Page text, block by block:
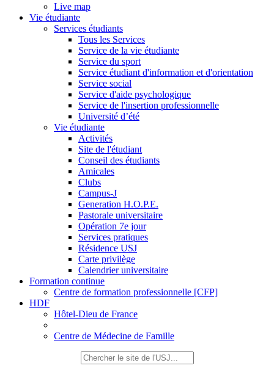
Live map
Vie étudiante
Services étudiants
Tous les Services
Service de la vie étudiante
Service du sport
Service étudiant d'information et d'orientation
Service social
Service d'aide psychologique
Service de l'insertion professionnelle
Université d’été
Vie étudiante
Activités
Site de l'étudiant
Conseil des étudiants
Amicales
Clubs
Campus-J
Generation H.O.P.E.
Pastorale universitaire
Opération 7e jour
Services pratiques
Résidence USJ
Carte privilège
Calendrier universitaire
Formation continue
Centre de formation professionnelle [CFP]
HDF
Hôtel-Dieu de France
Centre de Médecine de Famille